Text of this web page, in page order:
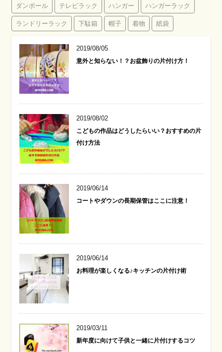
ダンボール テレビラック ハンガー ハンガーラック
ランドリーラック 下駄箱 帽子 着物 紙袋
2019/08/05
意外と知らない！？お盆飾りの片付け方！
2019/08/02
こどもの作品はどうしたらいい？おすすめの片
付け方法
2019/06/14
コートやダウンの長期保管はここに注意！
2019/06/14
お料理が楽しくなる♪キッチンの片付け術
2019/03/11
新年度に向けて子供と一緒に片付けするコツ